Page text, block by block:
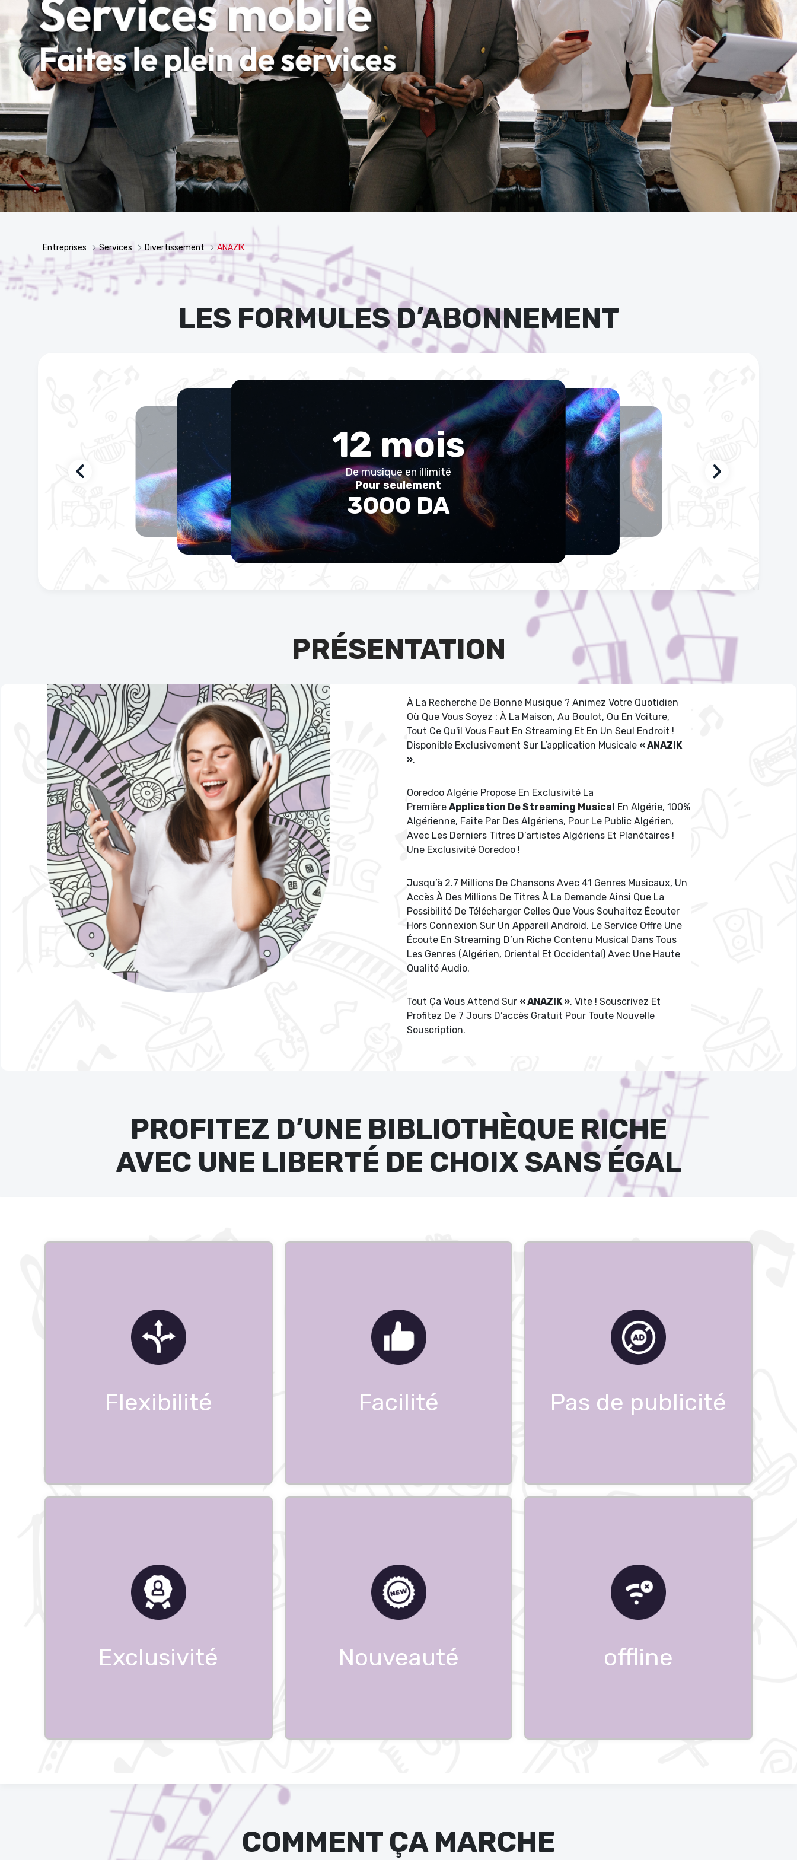
Entreprises Services Divertissement ANAZIK
LES FORMULES D’ABONNEMENT
Une
semaine
Pour
Une journée
Pour seulement
12 mois
De musique en illimité
Pour seulement
3000 DA
6 mois
Pour
1800 DA
3 mois
Pour
1 mois
Pour
PRÉSENTATION
À La Recherche De Bonne Musique ? Animez Votre Quotidien
Où Que Vous Soyez : À La Maison, Au Boulot, Ou En Voiture,
Tout Ce Qu'il Vous Faut En Streaming Et En Un Seul Endroit !
Disponible Exclusivement Sur L’application Musicale « ANAZIK
».
Ooredoo Algérie Propose En Exclusivité La
Première Application De Streaming Musical En Algérie, 100%
Algérienne, Faite Par Des Algériens, Pour Le Public Algérien,
Avec Les Derniers Titres D’artistes Algériens Et Planétaires !
Une Exclusivité Ooredoo !
Jusqu’à 2.7 Millions De Chansons Avec 41 Genres Musicaux, Un
Accès À Des Millions De Titres À La Demande Ainsi Que La
Possibilité De Télécharger Celles Que Vous Souhaitez Écouter
Hors Connexion Sur Un Appareil Android. Le Service Offre Une
Écoute En Streaming D’un Riche Contenu Musical Dans Tous
Les Genres (Algérien, Oriental Et Occidental) Avec Une Haute
Qualité Audio.
Tout Ça Vous Attend Sur « ANAZIK ». Vite ! Souscrivez Et
Profitez De 7 Jours D’accès Gratuit Pour Toute Nouvelle
Souscription.
PROFITEZ D’UNE BIBLIOTHÈQUE RICHE
AVEC UNE LIBERTÉ DE CHOIX SANS ÉGAL
Flexibilité Facilité Pas de publicité
Exclusivité Nouveauté offline
COMMENT ÇA MARCHE